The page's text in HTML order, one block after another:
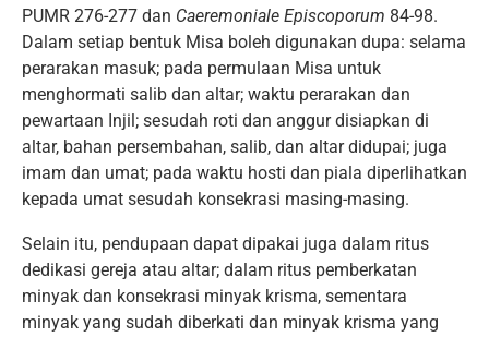
PUMR 276-277 dan Caeremoniale Episcoporum 84-98.
Dalam setiap bentuk Misa boleh digunakan dupa: selama
perarakan masuk; pada permulaan Misa untuk
menghormati salib dan altar; waktu perarakan dan
pewartaan Injil; sesudah roti dan anggur disiapkan di
altar, bahan persembahan, salib, dan altar didupai; juga
imam dan umat; pada waktu hosti dan piala diperlihatkan
kepada umat sesudah konsekrasi masing-masing.
Selain itu, pendupaan dapat dipakai juga dalam ritus
dedikasi gereja atau altar; dalam ritus pemberkatan
minyak dan konsekrasi minyak krisma, sementara
minyak yang sudah diberkati dan minyak krisma yang